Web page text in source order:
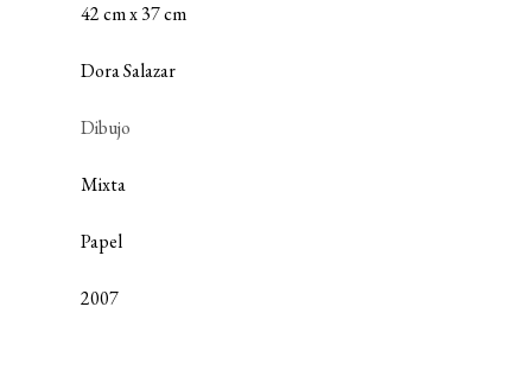
42 cm x 37 cm
Dora Salazar
Dibujo
Mixta
Papel
2007